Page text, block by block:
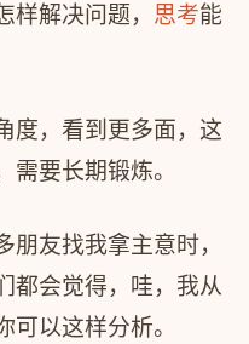
样解决问题， 思考能
度，看到更多面，这
要长期锻炼。
友找我拿主意时，
都会觉得，哇，我从
以这样分析。